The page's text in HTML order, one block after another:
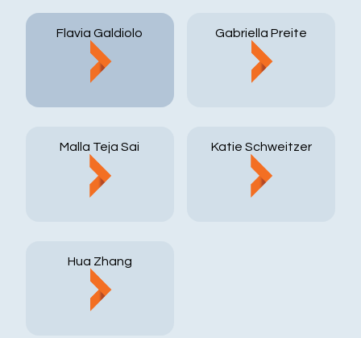
Le nostre sedi
Flavia Galdiolo Gabriella Preite
Malla Teja Sai Katie Schweitzer
Hua Zhang